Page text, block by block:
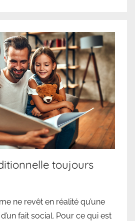
toujours
ne revêt en réalité qu’une
fait social. Pour ce qui est